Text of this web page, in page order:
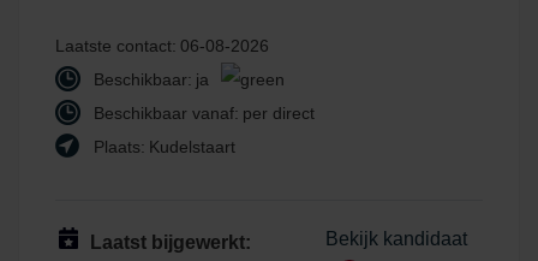
Laatste contact: 06-08-2026
Beschikbaar: ja
Beschikbaar vanaf: per direct
Plaats: Kudelstaart
Laatst bijgewerkt: Bekijk kandidaat